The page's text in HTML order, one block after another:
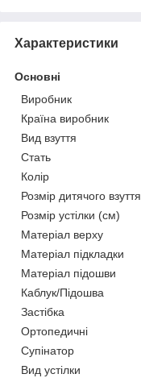
Характеристики
Основні
Виробник
Країна виробник
Вид взуття
Стать
Колір
Розмір дитячого взуття
Розмір устілки (см)
Матеріал верху
Матеріал підкладки
Матеріал підошви
Каблук/Підошва
Застібка
Ортопедичні
Супінатор
Вид устілки